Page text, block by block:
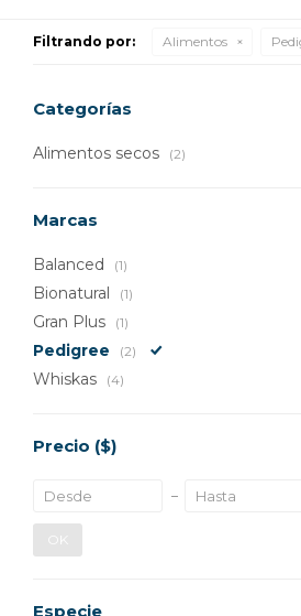
Filtrando por: Alimentos
Categorías
Alimentos secos (2)
Marcas
Balanced (1)
Bionatural (1)
Gran Plus (1)
Pedigree (2)
Whiskas (4)
Precio ($)
OK
Especie